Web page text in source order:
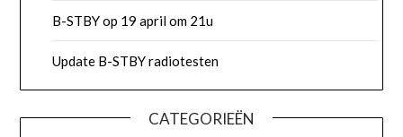
B-STBY op 19 april om 21u
Update B-STBY radiotesten
CATEGORIEËN